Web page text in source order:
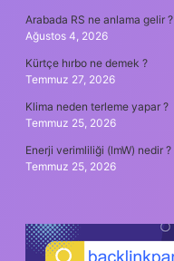
Arabada RS ne anlama gelir ?
Ağustos 4, 2026
Kürtçe hırbo ne demek ?
Temmuz 27, 2026
Klima neden terleme yapar ?
Temmuz 25, 2026
Enerji verimliliği (lmW) nedir ?
Temmuz 25, 2026